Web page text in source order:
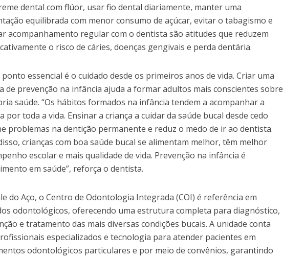
dental com flúor, usar fio dental diariamente, manter uma
equilibrada com menor consumo de açúcar, evitar o tabagismo e
acompanhamento regular com o dentista são atitudes que reduzem
o risco de cáries, doenças gengivais e perda dentária.
essencial é o cuidado desde os primeiros anos de vida. Criar uma
de prevenção na infância ajuda a formar adultos mais conscientes sobre
saúde. “Os hábitos formados na infância tendem a acompanhar a
por toda a vida. Ensinar a criança a cuidar da saúde bucal desde cedo
problemas na dentição permanente e reduz o medo de ir ao dentista.
crianças com boa saúde bucal se alimentam melhor, têm melhor
escolar e mais qualidade de vida. Prevenção na infância é
em saúde”, reforça o dentista.
do Aço, o Centro de Odontologia Integrada (COI) é referência em
odontológicos, oferecendo uma estrutura completa para diagnóstico,
e tratamento das mais diversas condições bucais. A unidade conta
especializados e tecnologia para atender pacientes em
odontológicos particulares e por meio de convênios, garantindo